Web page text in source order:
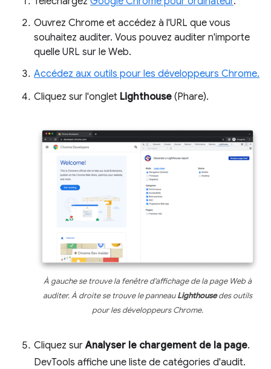
Ouvrez Chrome et accédez à l'URL que vous
souhaitez auditer. Vous pouvez auditer n'importe
quelle URL sur le Web.
Accédez aux outils pour les développeurs Chrome.
Cliquez sur l'onglet Lighthouse (Phare).
À gauche se trouve la fenêtre d'affichage de la page Web à
auditer. À droite se trouve le panneauLighthousedes outils
pour les développeurs Chrome.
Cliquez surAnalyser le chargement de la page.
DevTools affiche une liste de catégories d'audit.